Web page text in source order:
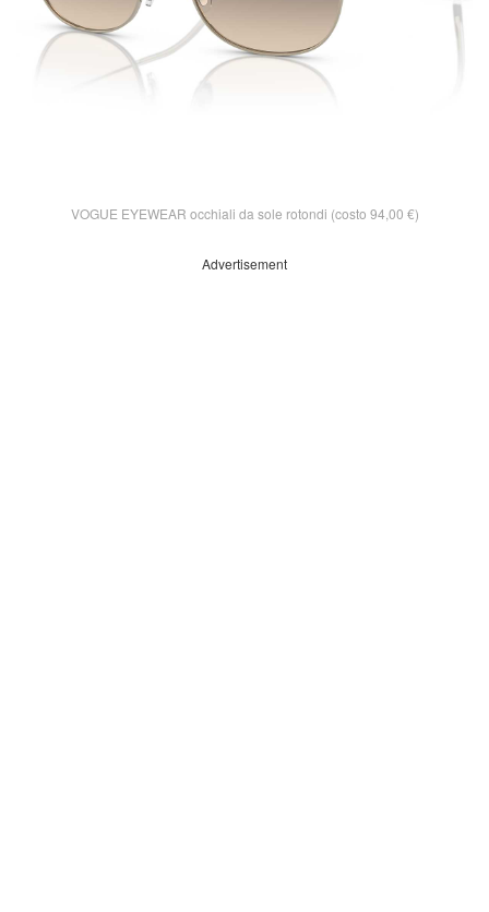
VOGUE EYEWEAR occhiali da sole rotondi (costo 94,00 €)
Advertisement